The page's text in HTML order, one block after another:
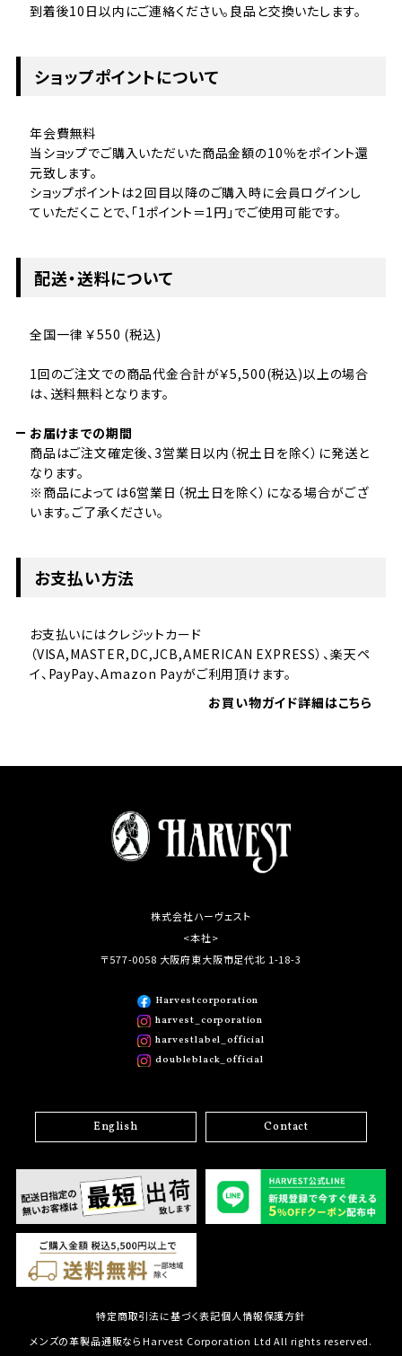
到着後10日以内にご連絡ください。良品と交換いたします。
ショップポイントについて
年会費無料
当ショップでご購入いただいた商品金額の10％をポイント還
元致します。
ショップポイントは２回目以降のご購入時に会員ログインし
ていただくことで、「1ポイント＝1円」でご使用可能です。
配送・送料について
全国一律 ￥550 (税込)
1回のご注文での商品代金合計が￥5,500(税込)以上の場合
は、送料無料となります。
お届けまでの期間
商品はご注文確定後、3営業日以内（祝土日を除く）に発送と
なります。
※商品によっては6営業日（祝土日を除く）になる場合がござ
います。ご了承ください。
お支払い方法
お支払いにはクレジットカード
（VISA,MASTER,DC,JCB,AMERICAN EXPRESS）、楽天ペ
イ、PayPay、Amazon Payがご利用頂けます。
お買い物ガイド詳細はこちら
株式会社ハーヴェスト
<本社>
〒577-0058 大阪府東大阪市足代北 1-18-3
Harvestcorporation
harvest_corporation
harvestlabel_official
doubleblack_official
English Contact
特定商取引法に基づく表記個人情報保護方針
メンズの革製品通販ならHarvest Corporation Ltd All rights reserved.